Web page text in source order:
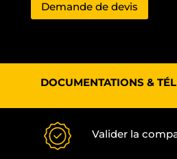
Demande de devis
DOCUMENTATIONS &
Valider la